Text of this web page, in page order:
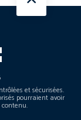
et sécurisées.
pourraient avoir